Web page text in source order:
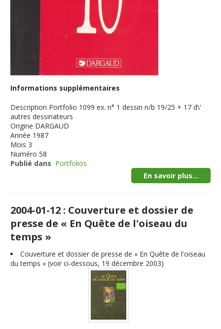
Informations supplémentaires
Description Portfolio 1099 ex. n° 1 dessin n/b 19/25 + 17 d\'
autres dessinateurs
Origine DARGAUD
Année 1987
Mois 3
Numéro 58
Publié dans Portfolios
En savoir plus...
2004-01-12 : Couverture et dossier de
presse de « En Quête de l'oiseau du
temps »
Couverture et dossier de presse de « En Quête de l'oiseau
du temps » (voir ci-dessous, 19 décembre 2003)